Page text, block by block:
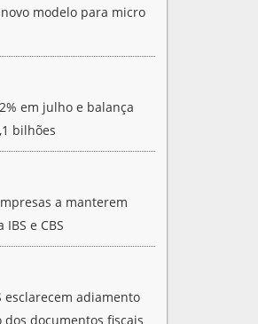
modelo para micro
em julho e balança
bilhões
a manterem
e CBS
esclarecem adiamento
documentos fiscais